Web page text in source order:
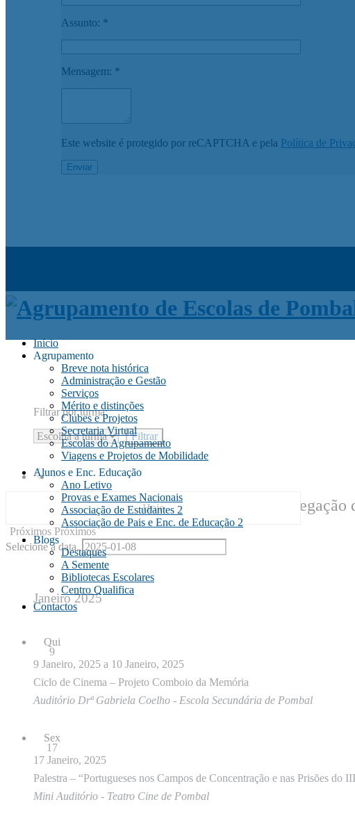
Assunto: *
Mensagem: *
Este website é protegido por reCAPTCHA e pela Política de
Início
Agrupamento
Breve nota histórica
Administração e Gestão
Serviços
Mérito e distinções
Clubes e Projetos
Secretaria Virtual
Escolas do Agrupamento
Viagens e Projetos de Mobilidade
Alunos e Enc. Educação
Ano Letivo
Provas e Exames Nacionais
Associação de Estudantes 2
Associação de Pais e Enc. de Educação 2
Blogs
Destaques
A Semente
Bibliotecas Escolares
Centro Qualifica
Contactos
Filtrar por turma:
Hoje
Próximos Próximos
Selecione a data.
Janeiro 2025
Qui
9
9 Janeiro, 2025 a 10 Janeiro, 2025
Ciclo de Cinema – Projeto Comboio da Memória
Auditório Drª Gabriela Coelho - Escola Secundária de Pombal
Sex
17
17 Janeiro, 2025
Palestra – “Portugueses nos Campos de Concentração e nas Prisões do
Mini Auditório - Teatro Cine de Pombal